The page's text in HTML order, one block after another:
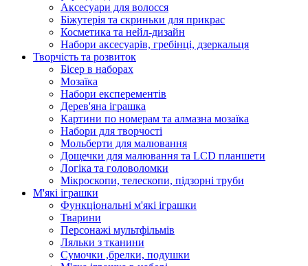
Аксесуари для волосся
Біжутерія та скриньки для прикрас
Косметика та нейл-дизайн
Набори аксесуарів, гребінці, дзеркальця
Творчість та розвиток
Бісер в наборах
Мозаїка
Набори експерементів
Дерев'яна іграшка
Картини по номерам та алмазна мозаїка
Набори для творчості
Мольберти для малювання
Дощечки для малювання та LCD планшети
Логіка та головоломки
Мікроскопи, телескопи, підзорні труби
М'які іграшки
Функціональні м'які іграшки
Тварини
Персонажі мультфільмів
Ляльки з тканини
Сумочки ,брелки, подушки